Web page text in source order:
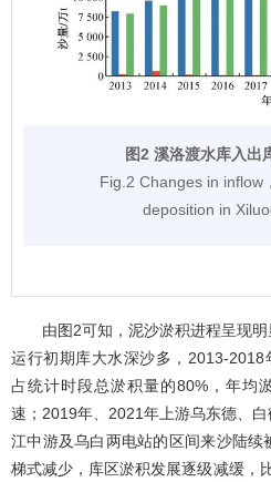
图2 溪洛渡水库入出
Fig.2 Changes in inflow
deposition in
由图2可知，泥沙淤积进程呈现
运行初期库大水深沙多，2013-
占统计时段总淤积量的80%，年均
速；2019年、2021年上游乌东德、
江中游及乌白两电站的区间来沙陆
梯式减少，库区淤积发展逐级减缓，